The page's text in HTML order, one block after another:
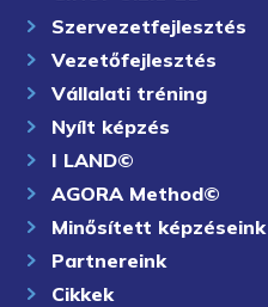
Szervezetfejlesztés
Vezetőfejlesztés
Vállalati tréning
Nyílt képzés
I LAND©
AGORA Method©
Minősített képzéseink
Partnereink
Cikkek